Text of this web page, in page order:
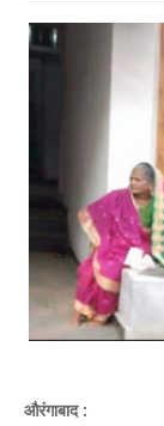
औरंगाबाद :